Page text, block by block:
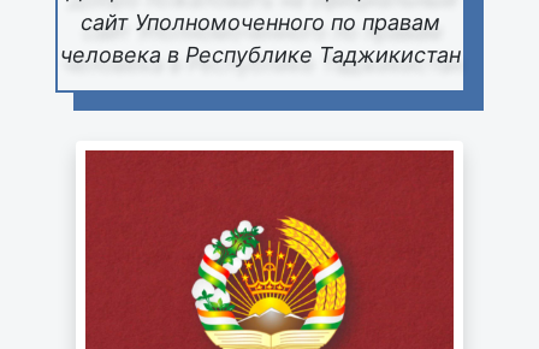
сайт Уполномоченного по правам
человека в Республике Таджикистан